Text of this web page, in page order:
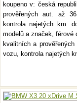
koupeno v: česká
prověřených aut. až
kontrola najetých km.
modelů a značek, férové
kvalitních a
vozu, kontrola najetých